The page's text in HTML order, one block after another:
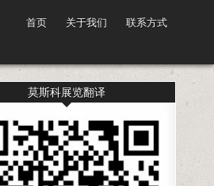
首页 关于我们 联系方式
莫斯科展览翻译